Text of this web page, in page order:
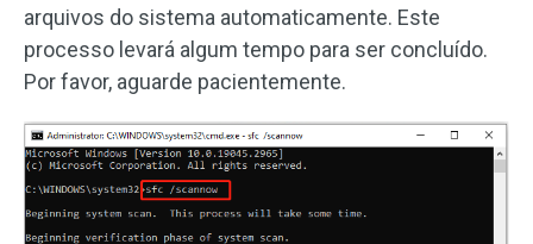
arquivos do sistema automaticamente. Este
processo levará algum tempo para ser concluído.
Por favor, aguarde pacientemente.